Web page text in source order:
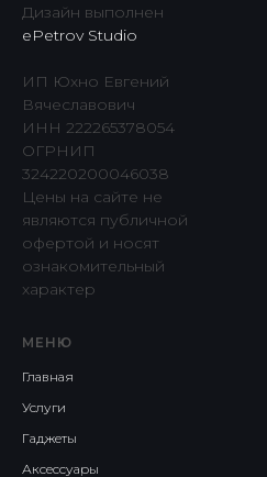
Дизайн выполнен
ePetrov Studio
ИП Юхно Евгений
Вячеславович
ИНН 222265378054
ОГРНИП
324220200046038
Цены на сайте не
являются публичной
офертой и носят
ознакомительный
характер
МЕНЮ
Главная
Услуги
Гаджеты
Аксессуары